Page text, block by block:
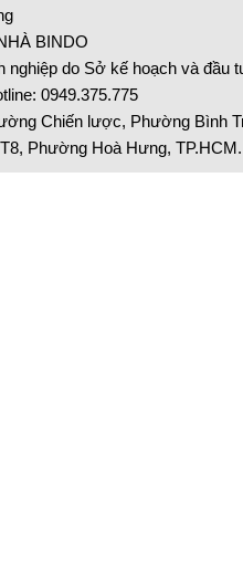
BINDO
nghiệp do Sở kế hoạch và đầu
0949.375.775
Chiến lược, Phường Bình
Phường Hoà Hưng,